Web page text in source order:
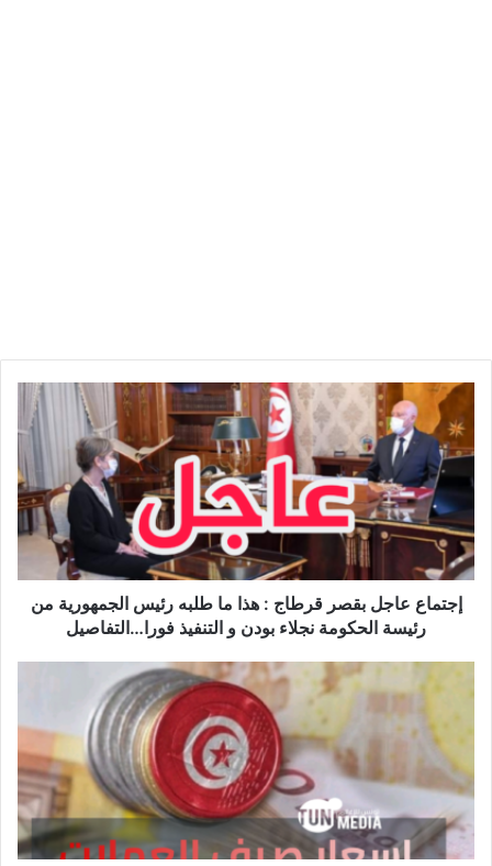
إجتماع
عاجل
بقصر
قرطاج
:
هذا
ما
طلبه
رئيس
الجمهورية
الحكومة
نجلاء
بودن
و
التنفيذ
فورا…
إجتماع عاجل بقصر قرطاج : هذا ما طلبه رئيس الجمهورية من
رئيسة الحكومة نجلاء بودن و التنفيذ فورا…التفاصيل
سعر
صرف
العملة
بالدينار
التونسي
بتاريخ
25/04/2023